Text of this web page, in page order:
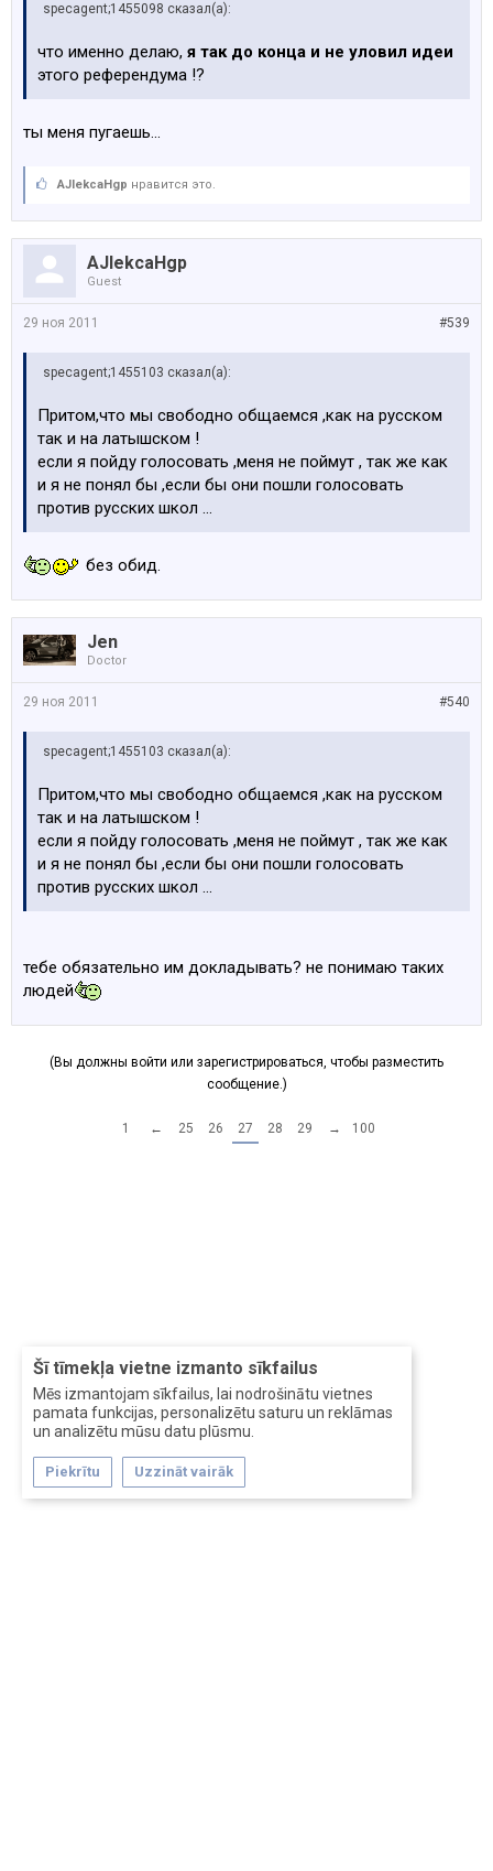
Šī tīmekļa vietne izmanto sīkfailus
Mēs izmantojam sīkfailus, lai nodrošinātu vietnes
pamata funkcijas, personalizētu saturu un reklāmas
un analizētu mūsu datu plūsmu.
Piekrītu Uzzināt vairāk
specagent;1455098 сказал(а):
что именно делаю, я так до конца и не уловил идеи
этого референдума !?
ты меня пугаешь...
AJlekcaHgp нравится это.
AJlekcaHgp
Guest
#539
29 ноя 2011
specagent;1455103 сказал(а):
Притом,что мы свободно общаемся ,как на русском
так и на латышском !
если я пойду голосовать ,меня не поймут , так же как
и я не понял бы ,если бы они пошли голосовать
против русских школ ...
без обид.
Jen
Doctor
#540
29 ноя 2011
specagent;1455103 сказал(а):
Притом,что мы свободно общаемся ,как на русском
так и на латышском !
если я пойду голосовать ,меня не поймут , так же как
и я не понял бы ,если бы они пошли голосовать
против русских школ ...
тебе обязательно им докладывать? не понимаю таких
людей
(Вы должны войти или зарегистрироваться, чтобы разместить
сообщение.)
1 ← 25 26 27 28 29 → 100